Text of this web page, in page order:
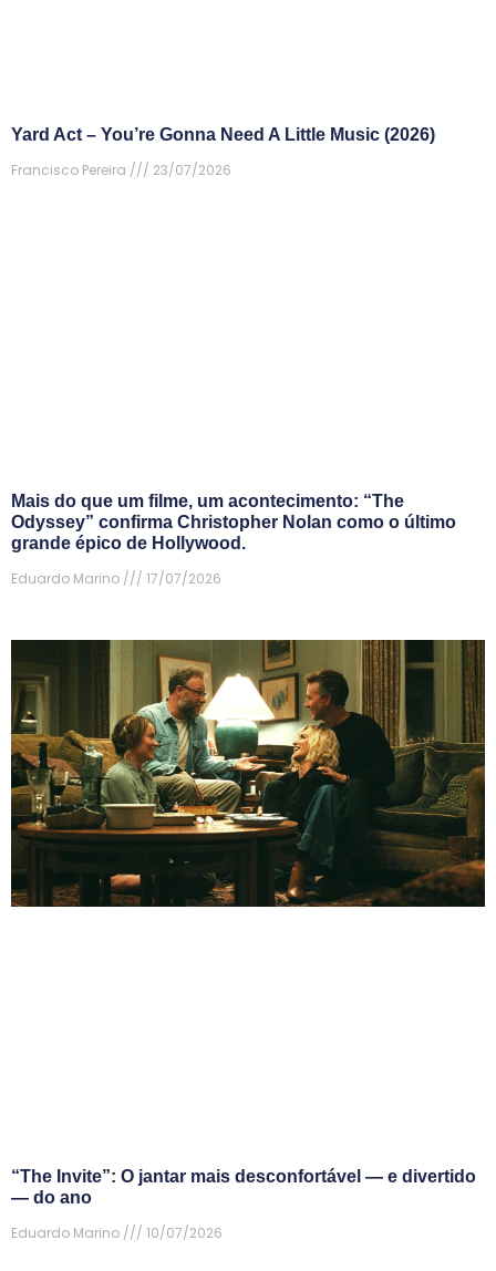
Yard Act – You’re Gonna Need A Little Music (2026)
Francisco Pereira
23/07/2026
Mais do que um filme, um acontecimento: “The
Odyssey” confirma Christopher Nolan como o último
grande épico de Hollywood.
Eduardo Marino
17/07/2026
“The Invite”: O jantar mais desconfortável — e divertido
— do ano
Eduardo Marino
10/07/2026